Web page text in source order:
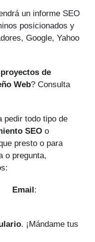
un informe SEO
posicionados y
Google, Yahoo
proyectos de
Web? Consulta
pedir todo tipo de
SEO o
presto o para
o pregunta,
Email :
. ¡Mándame tus